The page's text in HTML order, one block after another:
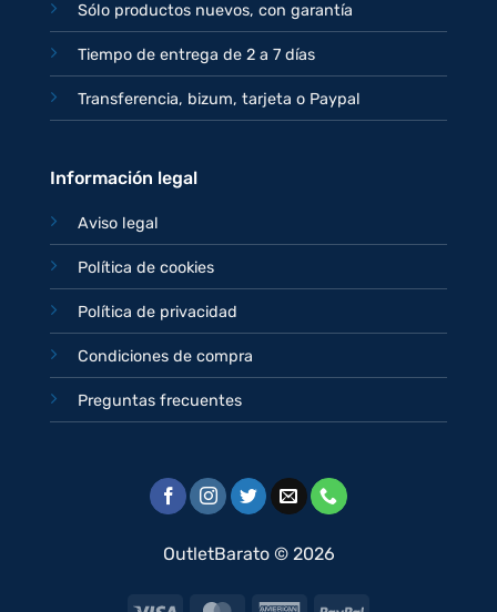
Sólo productos nuevos, con garantía
Tiempo de entrega de 2 a 7 días
Transferencia, bizum, tarjeta o Paypal
Información legal
Aviso legal
Política de cookies
Política de privacidad
Condiciones de compra
Preguntas frecuentes
OutletBarato © 2026